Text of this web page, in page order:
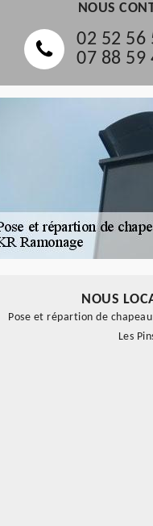
NOUS
02 52 56
07 88 59
NOUS
Pose et répartion de
Les